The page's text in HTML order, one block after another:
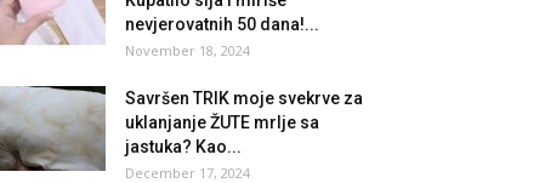
nevjerovatnih 50 dana!...
November 18, 2024
Savršen TRIK moje svekrve za
uklanjanje ŽUTE mrlje sa
jastuka? Kao...
December 17, 2024